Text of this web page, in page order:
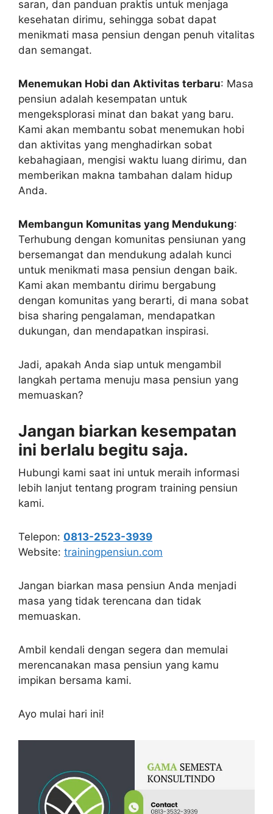
saran, dan panduan praktis untuk menjaga
kesehatan dirimu, sehingga sobat dapat
menikmati masa pensiun dengan penuh vitalitas
dan semangat.
Menemukan Hobi dan Aktivitas terbaru: Masa
pensiun adalah kesempatan untuk
mengeksplorasi minat dan bakat yang baru.
Kami akan membantu sobat menemukan hobi
dan aktivitas yang menghadirkan sobat
kebahagiaan, mengisi waktu luang dirimu, dan
memberikan makna tambahan dalam hidup
Anda.
Membangun Komunitas yang Mendukung:
Terhubung dengan komunitas pensiunan yang
bersemangat dan mendukung adalah kunci
untuk menikmati masa pensiun dengan baik.
Kami akan membantu dirimu bergabung
dengan komunitas yang berarti, di mana sobat
bisa sharing pengalaman, mendapatkan
dukungan, dan mendapatkan inspirasi.
Jadi, apakah Anda siap untuk mengambil
langkah pertama menuju masa pensiun yang
memuaskan?
Jangan biarkan kesempatan
ini berlalu begitu saja.
Hubungi kami saat ini untuk meraih informasi
lebih lanjut tentang program training pensiun
kami.
Telepon: 0813-2523-3939
Website: trainingpensiun.com
Jangan biarkan masa pensiun Anda menjadi
masa yang tidak terencana dan tidak
memuaskan.
Ambil kendali dengan segera dan memulai
merencanakan masa pensiun yang kamu
impikan bersama kami.
Ayo mulai hari ini!